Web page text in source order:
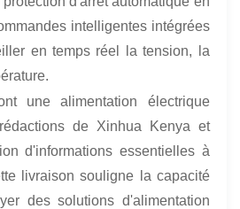
intelligentes intégrées
en temps réel la tension, la
une alimentation électrique
de Xinhua Kenya et
d'informations essentielles à
livraison souligne la capacité
des solutions d'alimentation